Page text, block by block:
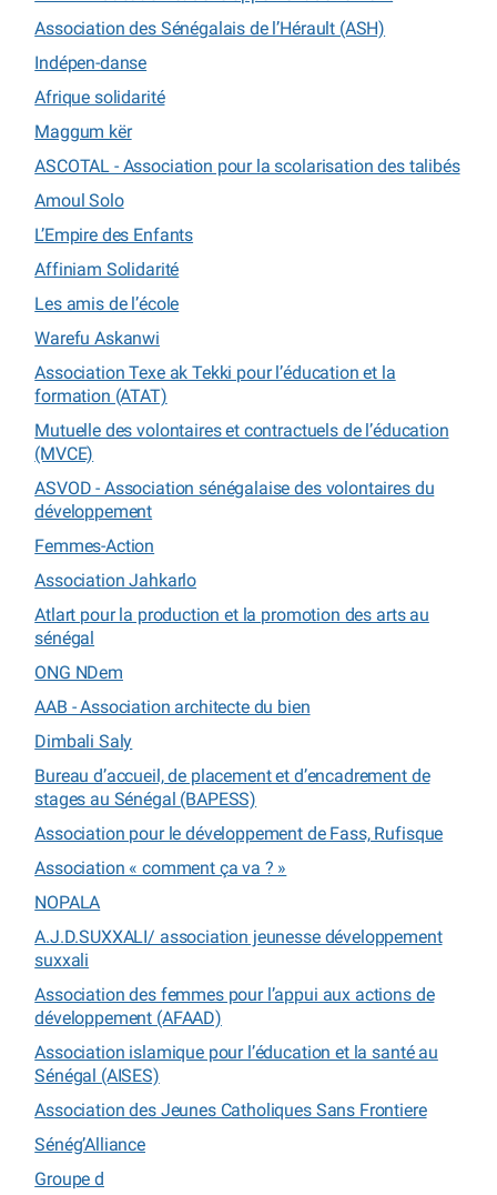
Association des Sénégalais de l’Hérault (ASH)
Indépen-danse
Afrique solidarité
Maggum kër
ASCOTAL - Association pour la scolarisation des talibés
Amoul Solo
L’Empire des Enfants
Affiniam Solidarité
Les amis de l’école
Warefu Askanwi
Association Texe ak Tekki pour l’éducation et la
formation (ATAT)
Mutuelle des volontaires et contractuels de l’éducation
(MVCE)
ASVOD - Association sénégalaise des volontaires du
développement
Femmes-Action
Association Jahkarlo
Atlart pour la production et la promotion des arts au
sénégal
ONG NDem
AAB - Association architecte du bien
Dimbali Saly
Bureau d’accueil, de placement et d’encadrement de
stages au Sénégal (BAPESS)
Association pour le développement de Fass, Rufisque
Association « comment ça va ? »
NOPALA
A.J.D.SUXXALI/ association jeunesse développement
suxxali
Association des femmes pour l’appui aux actions de
développement (AFAAD)
Association islamique pour l’éducation et la santé au
Sénégal (AISES)
Association des Jeunes Catholiques Sans Frontiere
Sénég’Alliance
Groupe d